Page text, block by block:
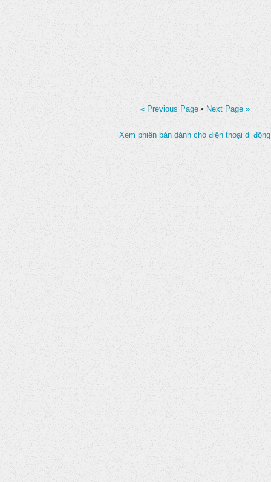
« Previous Page • Next Page »
Xem phiên bản dành cho điện thoại di động